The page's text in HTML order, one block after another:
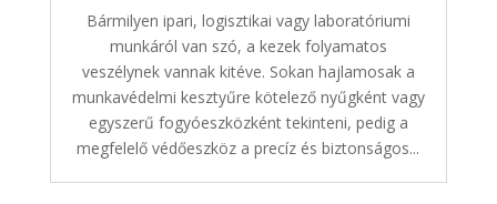
Bármilyen ipari, logisztikai vagy laboratóriumi
munkáról van szó, a kezek folyamatos
veszélynek vannak kitéve. Sokan hajlamosak a
munkavédelmi kesztyűre kötelező nyűgként vagy
egyszerű fogyóeszközként tekinteni, pedig a
megfelelő védőeszköz a precíz és biztonságos...